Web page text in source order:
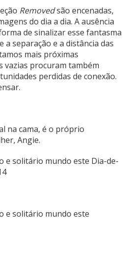
Removedsão encenadas,
do dia a dia. A ausência
de sinalizar esse fantasma
a separação e a distância das
mais próximas
vazias procuram também
perdidas de conexão.
na cama, é o próprio
Angie.